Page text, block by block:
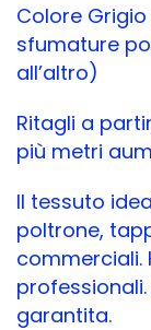
Colore
sfumature
all’altro)
Ritagli a
più metri
Il tessuto
poltrone,
commerciali.
garantita.